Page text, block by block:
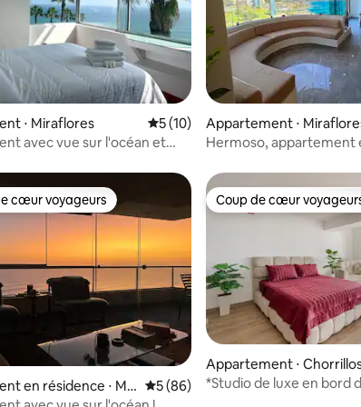
base de 96 commentaires : 4,86 sur 5
⋅ Miraflores Évaluation moyenne sur la base
5 (10)
avec vue sur l'océan et
Appartement ⋅
Hermoso, appartement
la base de 31 commentaires : 4,94 sur 5
cœur voyageurs les plus appréciés
cœur voyageurs
en résidence ⋅ Mir Évaluation moyenne sur la base
5 (86)
Coup de cœur
Coup de cœur
Appartement ⋅
*Studio de luxe en bord